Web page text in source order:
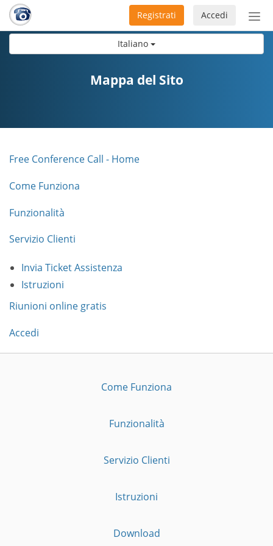
Italiano
Accedi
Registrati
Mappa del Sito
Free Conference Call - Home
Come Funziona
Funzionalità
Servizio Clienti
Invia Ticket Assistenza
Istruzioni
Riunioni online gratis
Accedi
Come Funziona
Funzionalità
Servizio Clienti
Istruzioni
Download